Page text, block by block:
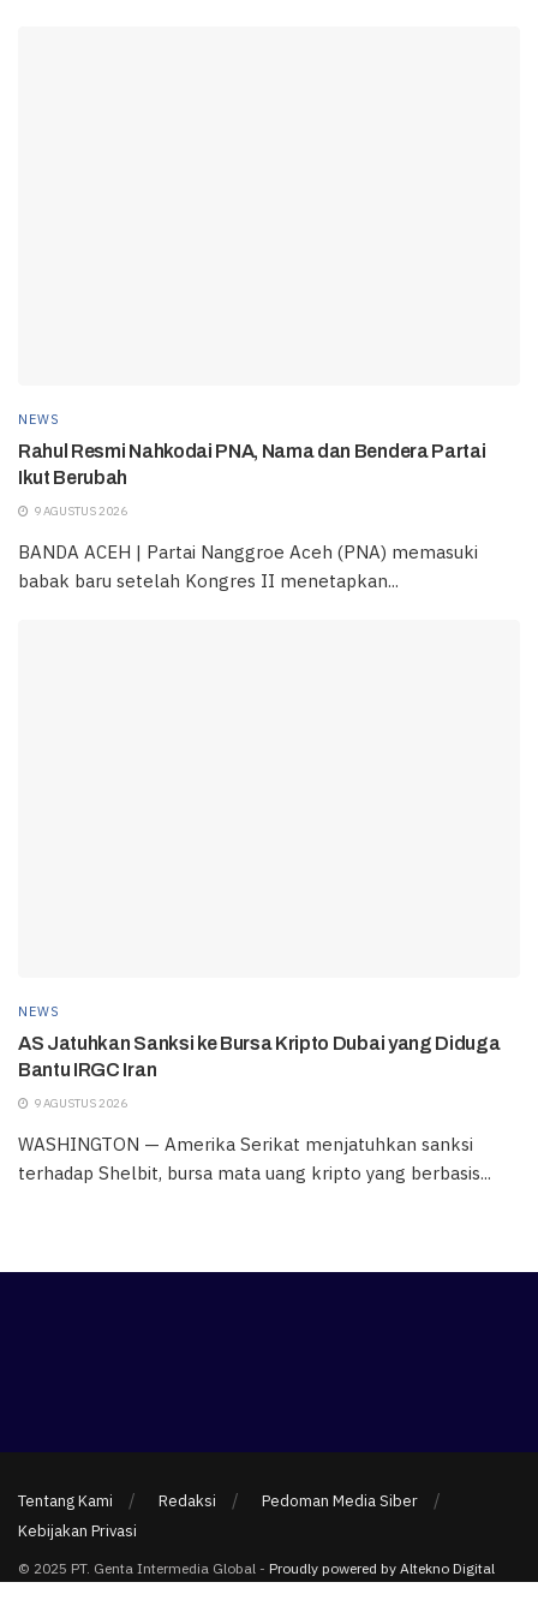
NEWS
Rahul Resmi Nahkodai PNA, Nama dan Bendera Partai
Ikut Berubah
9 AGUSTUS 2026
BANDA ACEH | Partai Nanggroe Aceh (PNA) memasuki
babak baru setelah Kongres II menetapkan...
NEWS
AS Jatuhkan Sanksi ke Bursa Kripto Dubai yang Diduga
Bantu IRGC Iran
9 AGUSTUS 2026
WASHINGTON — Amerika Serikat menjatuhkan sanksi
terhadap Shelbit, bursa mata uang kripto yang berbasis...
Tentang Kami Redaksi
Pedoman Media Siber
Kebijakan Privasi
© 2025 PT. Genta Intermedia Global - Proudly powered by Altekno Digital